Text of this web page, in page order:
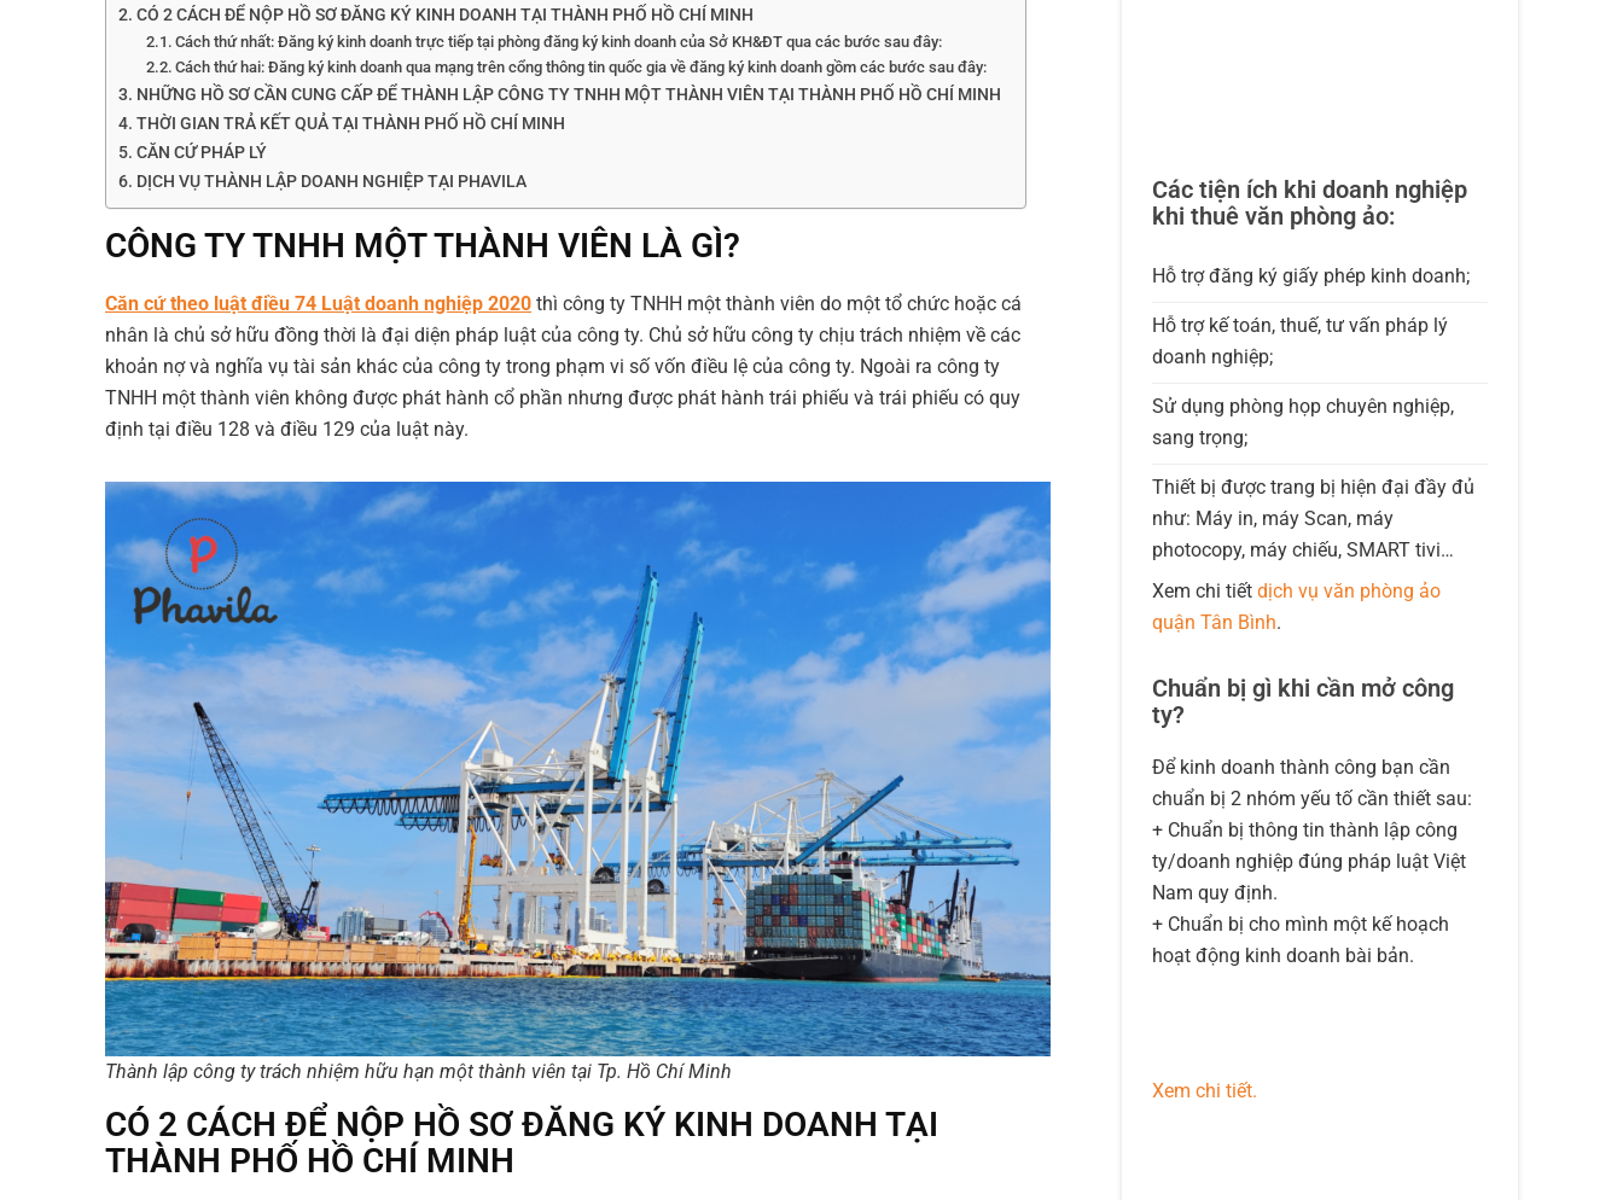
CÓ 2 CÁCH ĐỂ NỘP HỒ SƠ ĐĂNG KÝ KINH DOANH TẠI THÀNH PHỐ HỒ CHÍ MINH
Cách thứ nhất: Đăng ký kinh doanh trực tiếp tại phòng đăng ký kinh doanh của Sở KH&ĐT qua các bước sau đây:
Cách thứ hai: Đăng ký kinh doanh qua mạng trên cổng thông tin quốc gia về đăng ký kinh doanh gồm các bước sau đây:
NHỮNG HỒ SƠ CẦN CUNG CẤP ĐỂ THÀNH LẬP CÔNG TY TNHH MỘT THÀNH VIÊN TẠI THÀNH PHỐ HỒ CHÍ MINH
THỜI GIAN TRẢ KẾT QUẢ TẠI THÀNH PHỐ HỒ CHÍ MINH
CĂN CỨ PHÁP LÝ
DỊCH VỤ THÀNH LẬP DOANH NGHIỆP TẠI PHAVILA
CÔNG TY TNHH MỘT THÀNH VIÊN LÀ GÌ?
Căn cứ theo luật điều 74 Luật doanh nghiệp 2020 thì công ty TNHH một thành viên do một tổ chức hoặc cá
nhân là chủ sở hữu đồng thời là đại diện pháp luật của công ty. Chủ sở hữu công ty chịu trách nhiệm về các
khoản nợ và nghĩa vụ tài sản khác của công ty trong phạm vi số vốn điều lệ của công ty. Ngoài ra công ty
TNHH một thành viên không được phát hành cổ phần nhưng được phát hành trái phiếu và trái phiếu có quy
định tại điều 128 và điều 129 của luật này.
Thành lập công ty trách nhiệm hữu hạn một thành viên tại Tp. Hồ Chí Minh
CÓ 2 CÁCH ĐỂ NỘP HỒ SƠ ĐĂNG KÝ KINH DOANH TẠI
THÀNH PHỐ HỒ CHÍ MINH
Các tiện ích khi doanh nghiệp
khi thuê văn phòng ảo:
Hỗ trợ đăng ký giấy phép kinh doanh;
Hỗ trợ kế toán, thuế, tư vấn pháp lý
doanh nghiệp;
Sử dụng phòng họp chuyên nghiệp,
sang trọng;
Thiết bị được trang bị hiện đại đầy đủ
như: Máy in, máy Scan, máy
photocopy, máy chiếu, SMART tivi…
Xem chi tiếtdịch vụ văn phòng ảo
quận Tân Bình.
Chuẩn bị gì khi cần mở công
ty?
Để kinh doanh thành công bạn cần
chuẩn bị 2 nhóm yếu tố cần thiết sau:
+ Chuẩn bị thông tin thành lập công
ty/doanh nghiệp đúng pháp luật Việt
Nam quy định.
+ Chuẩn bị cho mình một kế hoạch
hoạt động kinh doanh bài bản.
Xem chi tiết.